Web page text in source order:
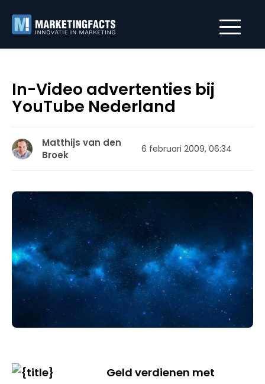
In-Video advertenties bij
YouTube Nederland
Matthijs van den
Broek
6 februari 2009, 06:34
Geld verdienen met